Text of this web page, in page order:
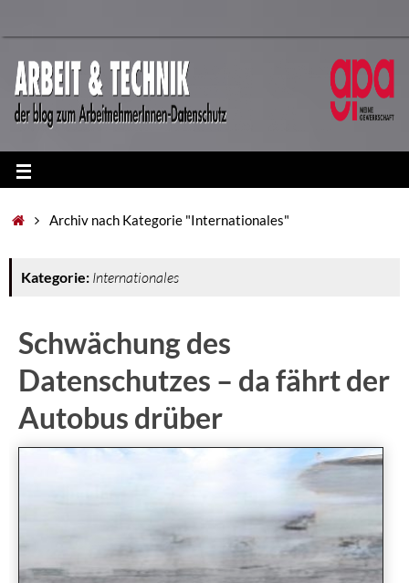
Archiv nach Kategorie "Internationales"
Kategorie: Internationales
Schwächung des
Datenschutzes – da fährt der
Autobus drüber